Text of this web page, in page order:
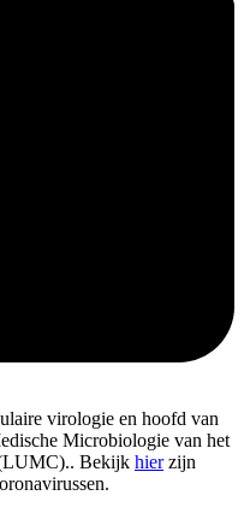
virologie en hoofd van
Microbiologie van het
Bekijk hierzijn